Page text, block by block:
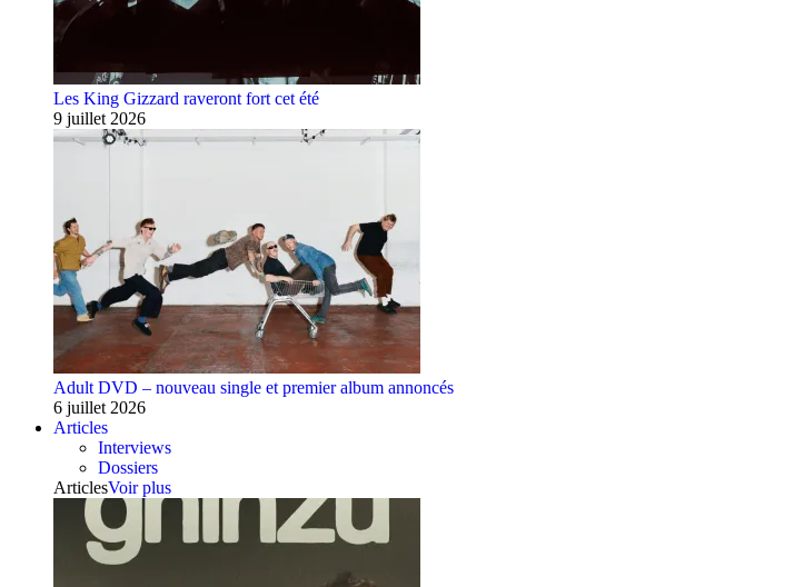
Les King Gizzard raveront fort cet été
9 juillet 2026
Adult DVD – nouveau single et premier album annoncés
6 juillet 2026
Articles
Interviews
Dossiers
ArticlesVoir plus